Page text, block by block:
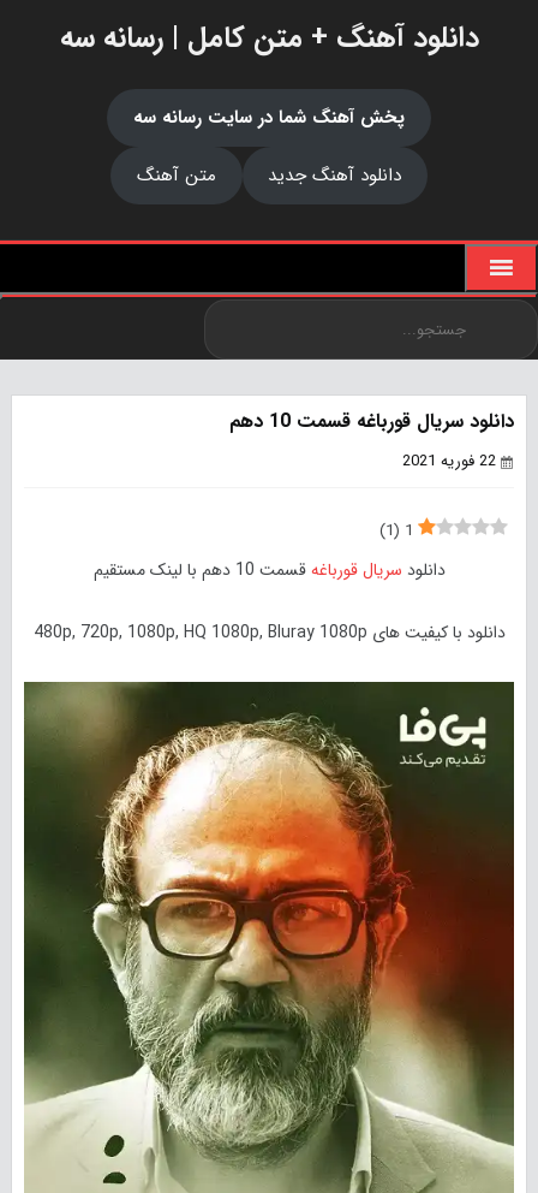
دانلود آهنگ + متن کامل | رسانه سه
پخش آهنگ شما در سایت رسانه سه
دانلود آهنگ جدید
متن آهنگ
دانلود سریال قورباغه قسمت 10 دهم
22 فوریه 2021
1
(
1
)
دانلود سریال قورباغهقسمت 10 دهم با لینک مستقیم
دانلود با کیفیت های 480p, 720p, 1080p, HQ 1080p, Bluray 1080p